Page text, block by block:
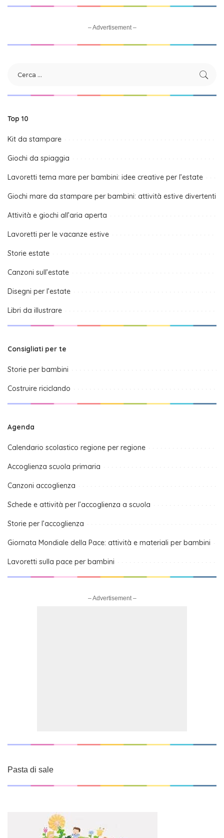
– Advertisement –
Top 10
Kit da stampare
Giochi da spiaggia
Lavoretti tema mare per bambini: idee creative per l’estate
Giochi mare da stampare per bambini: attività estive divertenti
Attività e giochi all’aria aperta
Lavoretti per le vacanze estive
Storie estate
Canzoni sull’estate
Disegni per l’estate
Libri da illustrare
Consigliati per te
Storie per bambini
Costruire riciclando
Agenda
Calendario scolastico regione per regione
Accoglienza scuola primaria
Canzoni accoglienza
Schede e attività per l’accoglienza a scuola
Storie per l’accoglienza
Giornata Mondiale della Pace: attività e materiali per bambini
Lavoretti sulla pace per bambini
– Advertisement –
Pasta di sale